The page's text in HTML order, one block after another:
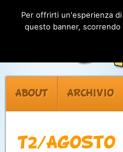
ABOUT ARCHIVIO
T2/Agosto
Per offrirti un'esperienza
questo banner,